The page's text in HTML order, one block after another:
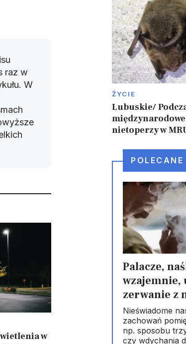
raz w
W
w
ŻYCIE
Lubuskie/
nietoperzy w
POLECANE
Palacze,
zerwanie z
Nieświadome
zachowań
np. sposobu
czy wdychania